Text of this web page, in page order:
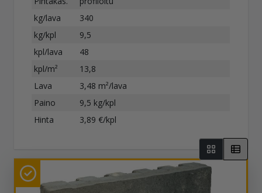
kg/lava
340
kg/kpl
9,5
kpl/lava
48
kpl/m²
13,8
Lava
3,48 m²/lava
Paino
9,5 kg/kpl
Hinta
3,89 €/kpl